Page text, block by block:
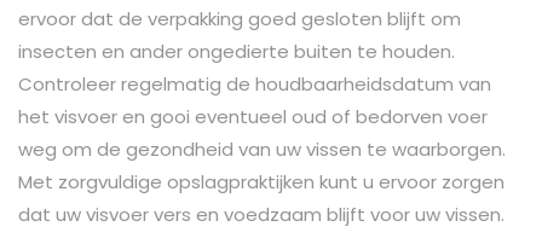
ervoor dat de verpakking goed gesloten blijft om
insecten en ander ongedierte buiten te houden.
Controleer regelmatig de houdbaarheidsdatum van
het visvoer en gooi eventueel oud of bedorven voer
weg om de gezondheid van uw vissen te waarborgen.
Met zorgvuldige opslagpraktijken kunt u ervoor zorgen
dat uw visvoer vers en voedzaam blijft voor uw vissen.